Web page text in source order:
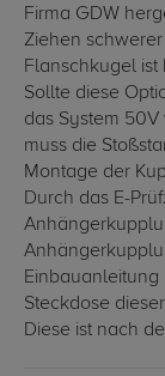
Firma GDW
Ziehen
Flanschkugel
Sollte diese
das System
muss die
Montage der
Durch das E-
Einbauanleitung
Steckdose
Diese ist nach